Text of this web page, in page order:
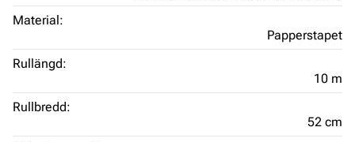
Material:
Papperstapet
Rullängd:
10 m
Rullbredd:
52 cm